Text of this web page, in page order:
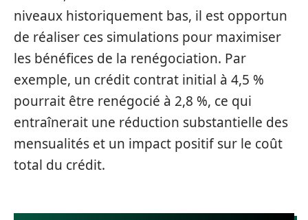
niveaux historiquement bas, il est opportun
de réaliser ces simulations pour maximiser
les bénéfices de la renégociation. Par
exemple, un crédit contrat initial à 4,5 %
pourrait être renégocié à 2,8 %, ce qui
entraînerait une réduction substantielle des
mensualités et un impact positif sur le coût
total du crédit.